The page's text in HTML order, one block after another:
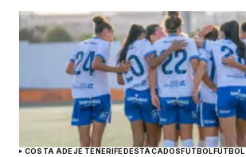
COSTA ADEJE TENERIFEDESTACADOSFÚTBOLFÚTBOL